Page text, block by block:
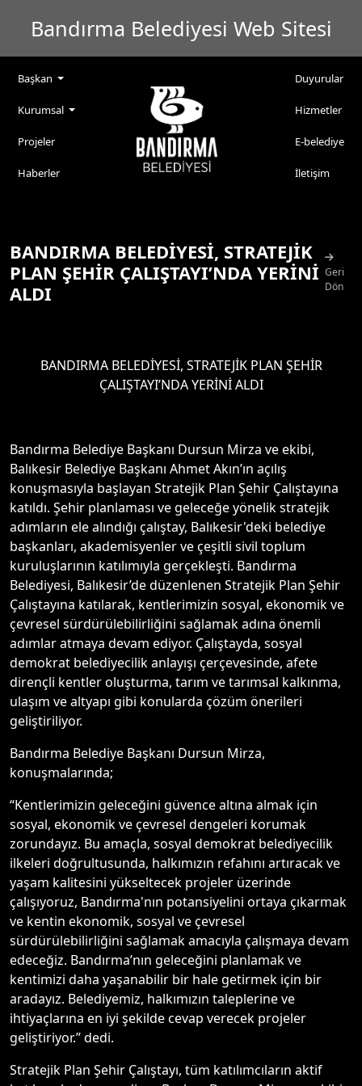
Bandırma Belediyesi Web Sitesi
Başkan
Kurumsal
Projeler
Haberler
Duyurular
Hizmetler
E-belediye
İletişim
BANDIRMA BELEDİYESİ, STRATEJİK
PLAN ŞEHİR ÇALIŞTAYI’NDA YERİNİ
ALDI
Geri
Dön
BANDIRMA BELEDİYESİ, STRATEJİK PLAN ŞEHİR
ÇALIŞTAYI’NDA YERİNİ ALDI
Bandırma Belediye Başkanı Dursun Mirza ve ekibi,
Balıkesir Belediye Başkanı Ahmet Akın’ın açılış
konuşmasıyla başlayan Stratejik Plan Şehir Çalıştayına
katıldı. Şehir planlaması ve geleceğe yönelik stratejik
adımların ele alındığı çalıştay, Balıkesir'deki belediye
başkanları, akademisyenler ve çeşitli sivil toplum
kuruluşlarının katılımıyla gerçekleşti. Bandırma
Belediyesi, Balıkesir’de düzenlenen Stratejik Plan Şehir
Çalıştayına katılarak, kentlerimizin sosyal, ekonomik ve
çevresel sürdürülebilirliğini sağlamak adına önemli
adımlar atmaya devam ediyor. Çalıştayda, sosyal
demokrat belediyecilik anlayışı çerçevesinde, afete
dirençli kentler oluşturma, tarım ve tarımsal kalkınma,
ulaşım ve altyapı gibi konularda çözüm önerileri
geliştiriliyor.
Bandırma Belediye Başkanı Dursun Mirza,
konuşmalarında;
“Kentlerimizin geleceğini güvence altına almak için
sosyal, ekonomik ve çevresel dengeleri korumak
zorundayız. Bu amaçla, sosyal demokrat belediyecilik
ilkeleri doğrultusunda, halkımızın refahını artıracak ve
yaşam kalitesini yükseltecek projeler üzerinde
çalışıyoruz, Bandırma'nın potansiyelini ortaya çıkarmak
ve kentin ekonomik, sosyal ve çevresel
sürdürülebilirliğini sağlamak amacıyla çalışmaya devam
edeceğiz. Bandırma’nın geleceğini planlamak ve
kentimizi daha yaşanabilir bir hale getirmek için bir
aradayız. Belediyemiz, halkımızın taleplerine ve
ihtiyaçlarına en iyi şekilde cevap verecek projeler
geliştiriyor.” dedi.
Stratejik Plan Şehir Çalıştayı, tüm katılımcıların aktif